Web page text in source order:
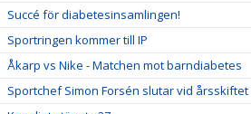
Succé för diabetesinsamlingen!
Sportringen kommer till IP
Åkarp vs Nike - Matchen mot barndiabetes
Sportchef Simon Forsén slutar vid årsskiftet